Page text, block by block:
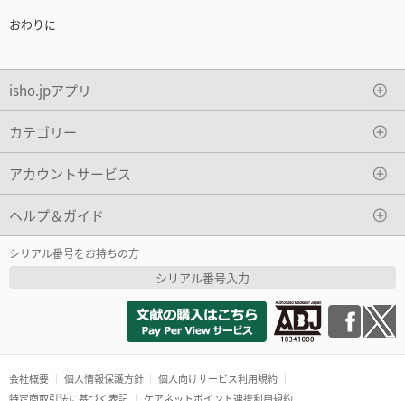
おわりに
isho.jpアプリ
カテゴリー
アカウントサービス
ヘルプ＆ガイド
シリアル番号をお持ちの方
シリアル番号入力
会社概要 個人情報保護方針
個人向けサービス利用規約